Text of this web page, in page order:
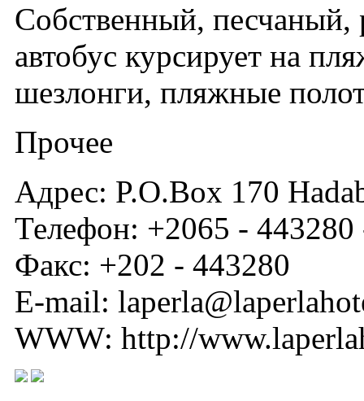
Собственный, песчаный,
автобус курсирует на
шезлонги, пляжные
Прочее
Адрес: P.O.Box 170
Телефон: +2065 - 443280
Факс: +202 - 443280
E-mail:
WWW: http://